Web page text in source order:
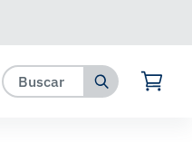
a favoritos.